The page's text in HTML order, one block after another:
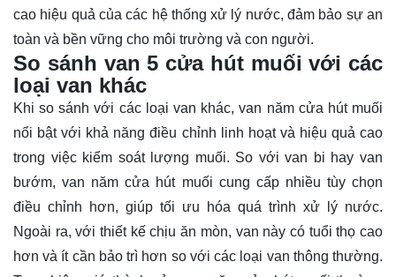
cao hiệu quả của các hệ thống xử lý nước, đảm bảo sự an
toàn và bền vững cho môi trường và con người.
So sánh van 5 cửa hút muối với các
loại van khác
Khi so sánh với các loại van khác, van năm cửa hút muối
nổi bật với khả năng điều chỉnh linh hoạt và hiệu quả cao
trong việc kiểm soát lượng muối. So với van bi hay van
bướm, van năm cửa hút muối cung cấp nhiều tùy chọn
điều chỉnh hơn, giúp tối ưu hóa quá trình xử lý nước.
Ngoài ra, với thiết kế chịu ăn mòn, van này có tuổi thọ cao
hơn và ít cần bảo trì hơn so với các loại van thông thường.